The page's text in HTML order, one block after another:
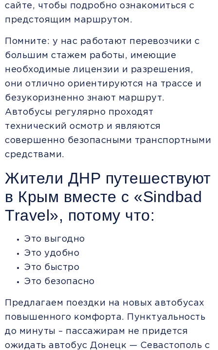
сайте, чтобы подробно ознакомиться с
предстоящим маршрутом.
Помните: у нас работают перевозчики с
большим стажем работы, имеющие
необходимые лицензии и разрешения,
они отлично ориентируются на трассе и
безукоризненно знают маршрут.
Автобусы регулярно проходят
технический осмотр и являются
совершенно безопасными транспортными
средствами.
Жители ДНР путешествуют
в Крым вместе с «Sindbad
Travel», потому что:
Это выгодно
Это удобно
Это быстро
Это безопасно
Предлагаем поездки на новых автобусах
повышенного комфорта. Пунктуальность
до минуты – пассажирам не придется
ожидать автобус Донецк — Севастополь с